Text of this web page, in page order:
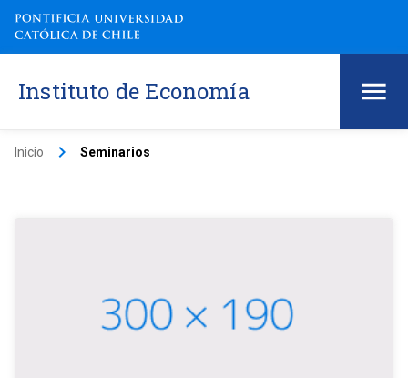
Instituto de Economía
Inicio keyboard_arrow_right Seminarios